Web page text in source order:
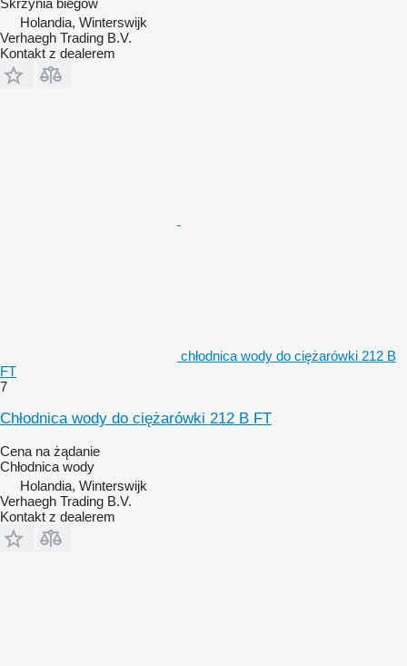
Skrzynia biegów
Holandia, Winterswijk
Verhaegh Trading B.V.
Kontakt z dealerem
chłodnica wody do ciężarówki 212 B
FT
7
Chłodnica wody do ciężarówki 212 B FT
Cena na żądanie
Chłodnica wody
Holandia, Winterswijk
Verhaegh Trading B.V.
Kontakt z dealerem